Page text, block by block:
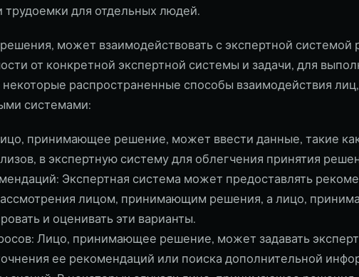
для отдельных людей.
может взаимодействовать с экспертной системой
от конкретной экспертной системы и задачи, для
некоторые распространенные способы взаимодействия
системами:
принимающее решение, может ввести данные, такие
в экспертную систему для облегчения принятия
Экспертная система может предоставлять
лицом, принимающим решения, а лицо,
и оценивать эти варианты.
Лицо, принимающее решение, может задавать
ее рекомендаций или поиска дополнительной